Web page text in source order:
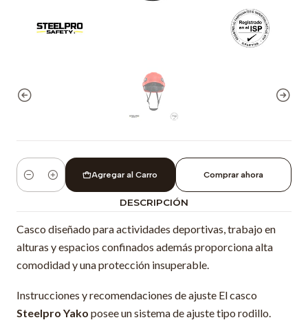
Cantidad
Agregar al Carro Comprar ahora
DESCRIPCIÓN
Casco diseñado para actividades deportivas, trabajo en
alturas y espacios confinados además proporciona alta
comodidad y una protección insuperable.
Instrucciones y recomendaciones de ajuste El casco
Steelpro Yako posee un sistema de ajuste tipo rodillo.